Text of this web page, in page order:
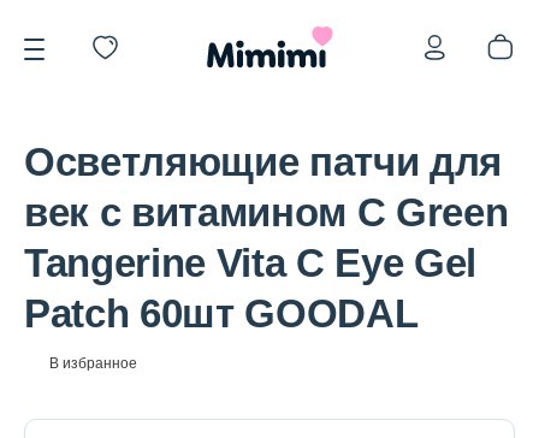
*OVERSTOCK -30%
Уход за лицом
Осветляющие патчи для
век с витамином C Green
Tangerine Vita C Eye Gel
Patch 60шт GOODAL
В избранное